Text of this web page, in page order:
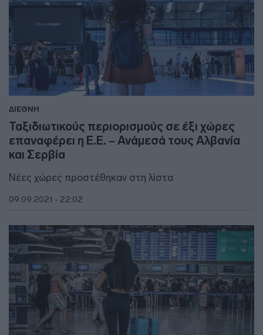
ΔΙΕΘΝΗ
Ταξιδιωτικούς περιορισμούς σε έξι χώρες
επαναφέρει η Ε.Ε. – Ανάμεσά τους Αλβανία
και Σερβία
Νέες χώρες προστέθηκαν στη λίστα
09.09.2021 - 22:02